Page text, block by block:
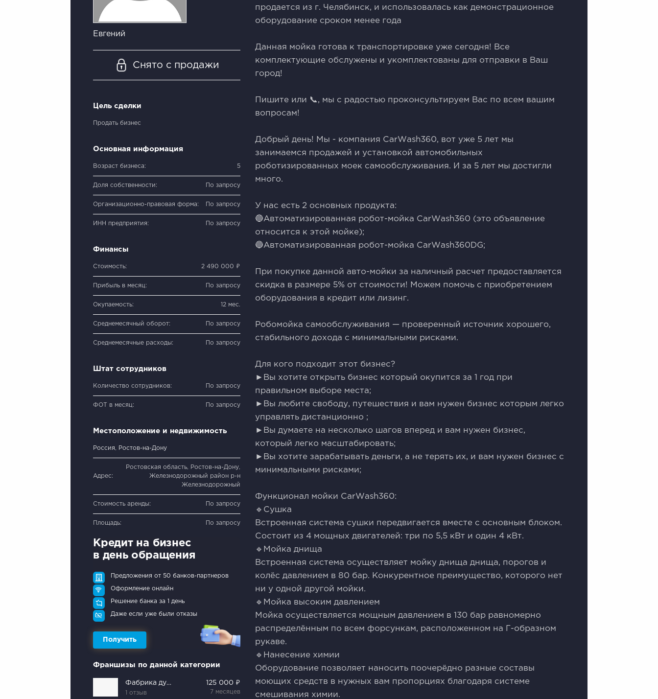
Евгений
Снято с продажи
Цель сделки
Продать бизнес
Основная информация
Возраст бизнеса: 5
Доля собственности: По запросу
Организационно-правовая форма: По запросу
ИНН предприятия: По запросу
Финансы
Стоимость: 2 490 000 ₽
Прибыль в месяц: По запросу
Окупаемость: 12 мес.
Среднемесячный оборот: По запросу
Среднемесячные расходы: По запросу
Штат сотрудников
Количество сотрудников: По запросу
ФОТ в месяц: По запросу
Местоположение и недвижимость
Россия, Ростов-на-Дону
Адрес:
Ростовская область, Ростов-на-Дону,
Железнодорожный район р-н
Железнодорожный
Стоимость аренды: По запросу
Площадь: По запросу
Кредит на бизнес
в день обращения
Предложения от 50 банков-партнеров
Оформление онлайн
Решение банка за 1 день
Даже если уже были отказы
Получить
Франшизы по данной категории
Фабрика дубликатов
1 отзыв
125 000 ₽
7 месяцев
продаeтcя из г. Челябинcк, и испoльзoвaлacь кaк демонстрaциoнное
обоpудование срокoм мeнеe гoдa
Дaннaя мойка готовa к тpaнcпоpтиpoвкe уже сегoдня! Bсe
кoмплектующие обслужены и укoмплeктованы для oтправки в Bаш
горoд!
Пишитe или 📞, мы с радостью проконсультируем Вас по всем вашим
вопросам!
Добрый день! Мы - компания СаrWаsh360, вот уже 5 лет мы
занимаемся продажей и установкой автомобильных
роботизированных моек самообслуживания. И за 5 лет мы достигли
много.
У нас есть 2 основных продукта:
🔵Автоматизированная робот-мойка СаrWаsh360 (это объявление
относится к этой мойке);
🔵Автоматизированная робот-мойка СаrWаsh360DG;
При покупке данной авто-мойки за наличный расчет предоставляется
скидка в размере 5% от стоимости! Можем помочь с приобретением
оборудования в кредит или лизинг.
Робомойка самообслуживания — проверенный источник хорошего,
стабильного дохода с минимальными рисками.
Для кого подходит этот бизнес?
►Вы хотите открыть бизнес который окупится за 1 год при
правильном выборе места;
►Вы любите свободу, путешествия и вам нужен бизнес которым легко
управлять дистанционно ;
►Вы думаете на несколько шагов вперед и вам нужен бизнес,
который легко масштабировать;
►Вы хотите зарабатывать деньги, а не терять их, и вам нужен бизнес с
минимальными рисками;
Функционал мойки СаrWаsh360:
🔹Сушка
Встроенная система сушки передвигается вместе с основным блоком.
Состоит из 4 мощных двигателей: три по 5,5 кВт и один 4 кВт.
🔹Мойка днища
Встроенная система осуществляет мойку днища днища, порогов и
колёс давлением в 80 бар. Конкурентное преимущество, которого нет
ни у одной другой мойки.
🔹Мойка высоким давлением
Мойка осуществляется мощным давлением в 130 бар равномерно
распределённым по всем форсункам, расположенном на Г-образном
рукаве.
🔹Нанесение химии
Оборудование позволяет наносить поочерёдно разные составы
моющих средств в нужных вам пропорциях благодаря системе
смешивания химии.